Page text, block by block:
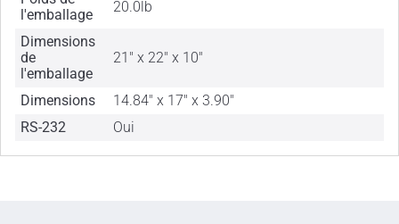
l'emballage
20.0lb
Dimensions
de
l'emballage
21" x 22" x 10"
Dimensions
14.84" x 17" x 3.90"
RS-232
Oui